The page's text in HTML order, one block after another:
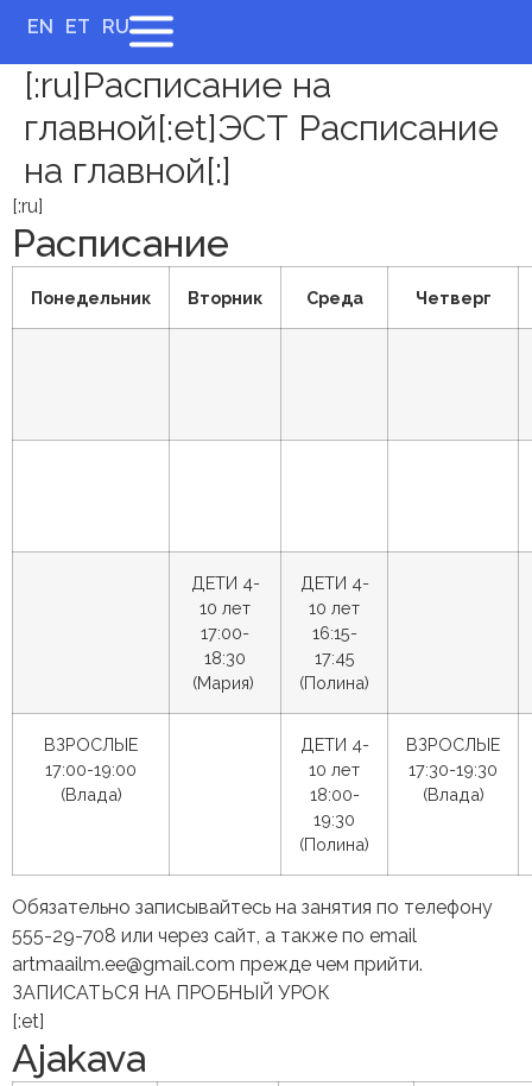
EN ET RU
[:ru]Расписание на
главной[:et]ЭСТ Расписание
на главной[:]
[:ru]
Расписание
Понедельник Вторник Среда Четверг
ДЕТИ 4-
10 лет
17:00-
18:30
(Мария)
ДЕТИ 4-
10 лет
16:15-
17:45
(Полина)
ВЗРОСЛЫЕ
17:00-19:00
(Влада)
ДЕТИ 4-
10 лет
18:00-
19:30
(Полина)
ВЗРОСЛЫЕ
17:30-19:30
(Влада)
Обязательно записывайтесь на занятия по телефону
555-29-708 или через сайт, а также по email
artmaailm.ee@gmail.com прежде чем прийти.
ЗАПИСАТЬСЯ НА ПРОБНЫЙ УРОК
[:et]
Ajakava